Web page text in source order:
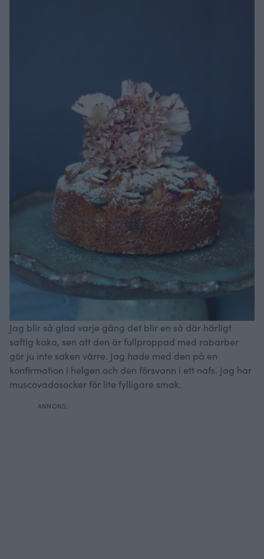
Jag blir så glad varje gång det blir en så där härligt
saftig kaka, sen att den är fullproppad med rabarber
gör ju inte saken värre. Jag hade med den på en
konfirmation i helgen och den försvann i ett nafs. Jag har
muscovadosocker för lite fylligare smak.